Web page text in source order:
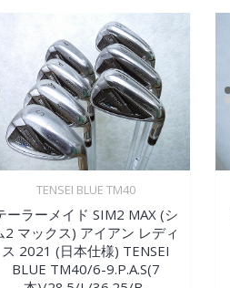
TENSEI BLUE TM40
ーラーメイド SIM2 MAX (シ
2 マックス) アイアン レディ
ス 2021 (日本仕様) TENSEI
BLUE TM40/6-9.P.A.S(7